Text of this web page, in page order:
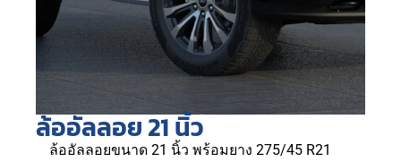
ล้ออัลลอย 21 นิ้ว
ล้ออัลลอยขนาด 21 นิ้ว พร้อมยาง 275/45 R21